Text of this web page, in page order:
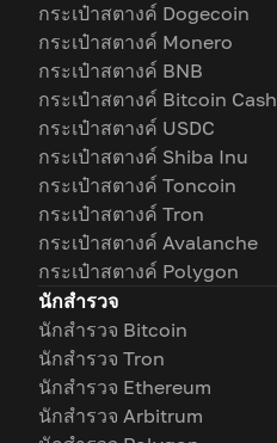
กระเป๋าสตางค์ Dogecoin
กระเป๋าสตางค์ Monero
กระเป๋าสตางค์ BNB
กระเป๋าสตางค์ Bitcoin Cash
กระเป๋าสตางค์ USDC
กระเป๋าสตางค์ Shiba Inu
กระเป๋าสตางค์ Toncoin
กระเป๋าสตางค์ Tron
กระเป๋าสตางค์ Avalanche
กระเป๋าสตางค์ Polygon
นักสำรวจ
นักสำรวจ Bitcoin
นักสำรวจ Tron
นักสำรวจ Ethereum
นักสำรวจ Arbitrum